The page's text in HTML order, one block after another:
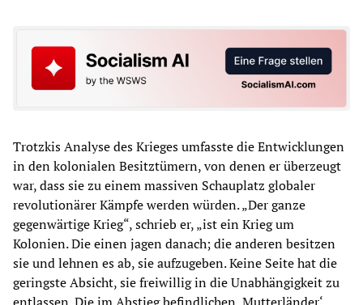
Trotzkis Analyse des Krieges umfasste die Entwicklungen
in den kolonialen Besitztümern, von denen er überzeugt
war, dass sie zu einem massiven Schauplatz globaler
revolutionärer Kämpfe werden würden. „Der ganze
gegenwärtige Krieg“, schrieb er, „ist ein Krieg um
Kolonien. Die einen jagen danach; die anderen besitzen
sie und lehnen es ab, sie aufzugeben. Keine Seite hat die
geringste Absicht, sie freiwillig in die Unabhängigkeit zu